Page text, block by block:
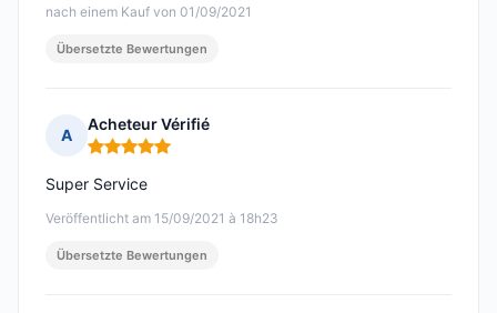
nach einem Kauf von 01/09/2021
Übersetzte Bewertungen
A
Acheteur Vérifié
Hinweis: 5 von 5
Veröffentlicht am 15/09/2021 à 18h23
Super Service
Übersetzte Bewertungen